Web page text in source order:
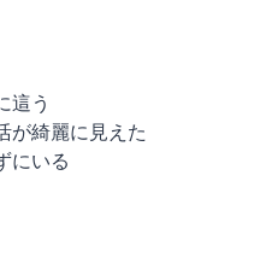
這う
が綺麗に見えた
にいる